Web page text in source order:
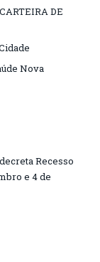
DE
Nova
Recesso
e 4 de